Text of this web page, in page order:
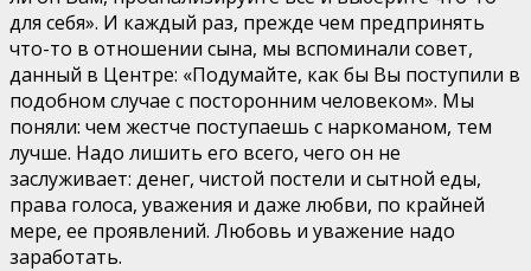
для себя». И каждый раз, прежде чем предпринять
что-то в отношении сына, мы вспоминали совет,
данный в Центре: «Подумайте, как бы Вы поступили в
подобном случае с посторонним человеком». Мы
поняли: чем жестче поступаешь с наркоманом, тем
лучше. Надо лишить его всего, чего он не
заслуживает: денег, чистой постели и сытной еды,
права голоса, уважения и даже любви, по крайней
мере, ее проявлений. Любовь и уважение надо
заработать.